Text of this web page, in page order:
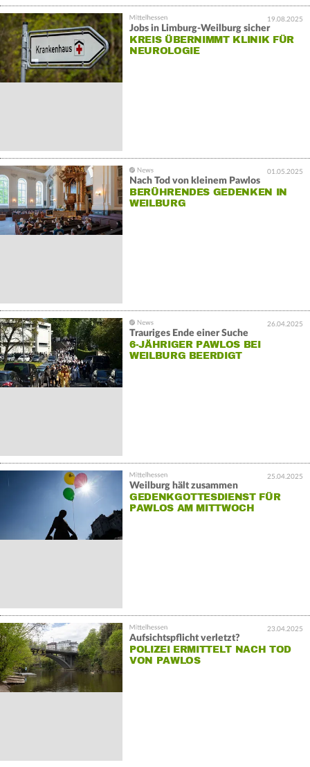
19.08.2025
Jobs in Limburg-Weilburg sicher
KREIS ÜBERNIMMT KLINIK FÜR
NEUROLOGIE
01.05.2025
Nach Tod von kleinem Pawlos
BERÜHRENDES GEDENKEN IN
WEILBURG
26.04.2025
Trauriges Ende einer Suche
6-JÄHRIGER PAWLOS BEI
WEILBURG BEERDIGT
25.04.2025
Weilburg hält zusammen
GEDENKGOTTESDIENST FÜR
PAWLOS AM MITTWOCH
23.04.2025
Aufsichtspflicht verletzt?
POLIZEI ERMITTELT NACH TOD
VON PAWLOS